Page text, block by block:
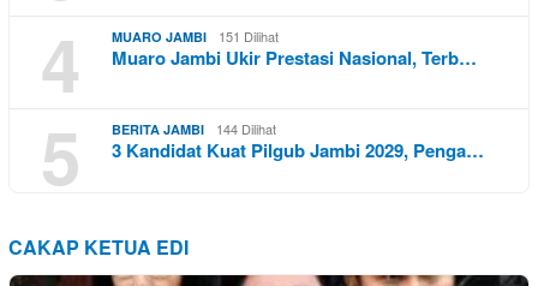
4 MUARO JAMBI 151 Dilihat
Muaro Jambi Ukir Prestasi Nasional, Terb…
5 BERITA JAMBI 144 Dilihat
3 Kandidat Kuat Pilgub Jambi 2029, Penga…
CAKAP KETUA EDI